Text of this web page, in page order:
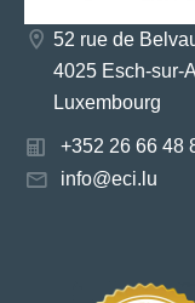
52 rue de
4025 Esch-sur-
Luxembourg
+352 26 66 48
info@eci.lu